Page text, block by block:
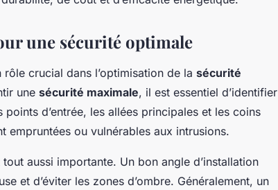
une sécurité optimale
rôle crucial dans l’optimisation de la sécurité
une sécurité maximale, il est essentiel d’identifier
d’entrée, les allées principales et les coins
empruntées ou vulnérables aux intrusions.
aussi importante. Un bon angle d’installation
et d’éviter les zones d’ombre. Généralement, un